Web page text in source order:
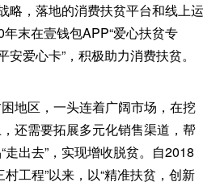
略，落地的消费扶贫平台和线上运
末在壹钱包APP“爱心扶贫专
安爱心卡”，积极助力消费扶贫。
地区，一头连着广阔市场，在挖
还需要拓展多元化销售渠道，帮
出去”，实现增收脱贫。自2018
工程”以来，以“精准扶贫，创新